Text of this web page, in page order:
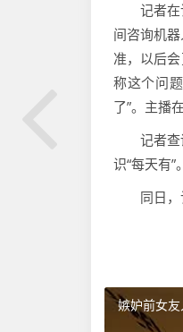
记者
间咨询机
准，以后
称这个问
了”。主播
记者
识“每天有
同日
嫉妒前女